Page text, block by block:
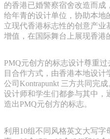
的香港已婚警察宿舍改造而成
给年青的设计单位，协助本地
立现代香港标志性的创意产
增值，在国际舞台上展现香港
PMQ元创方的标志设计尊重
目合作方式，由香港本地设
公司Kontrapunkt 三方共同完
设计师和学生们都参与其中，
造出PMQ元创方的标志。
利用10组不同风格英文大写字